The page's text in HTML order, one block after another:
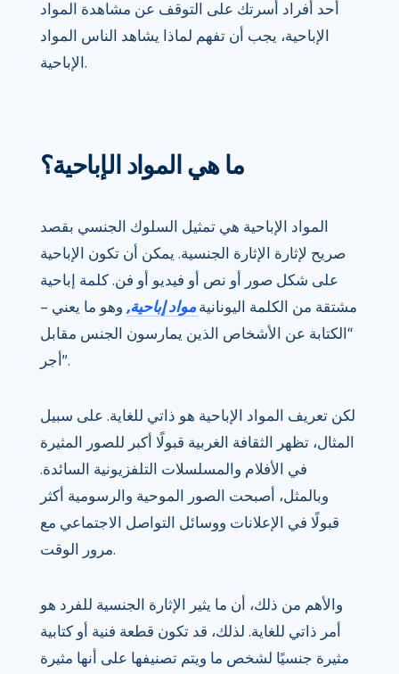
أحد أفراد أسرتك على التوقف عن مشاهدة المواد
الإباحية، يجب أن تفهم لماذا يشاهد الناس المواد
الإباحية.
ما هي المواد الإباحية؟
المواد الإباحية هي تمثيل السلوك الجنسي بقصد
صريح لإثارة الإثارة الجنسية. يمكن أن تكون الإباحية
على شكل صور أو نص أو فيديو أو فن. كلمة إباحية
مشتقة من الكلمة اليونانيةمواد إباحية, وهو ما يعني –
“الكتابة عن الأشخاص الذين يمارسون الجنس مقابل
أجر”.
لكن تعريف المواد الإباحية هو ذاتي للغاية. على سبيل
المثال، تظهر الثقافة الغربية قبولًا أكبر للصور المثيرة
في الأفلام والمسلسلات التلفزيونية السائدة.
وبالمثل، أصبحت الصور الموحية والرسومية أكثر
قبولًا في الإعلانات ووسائل التواصل الاجتماعي مع
مرور الوقت.
والأهم من ذلك، أن ما يثير الإثارة الجنسية للفرد هو
أمر ذاتي للغاية. لذلك، قد تكون قطعة فنية أو كتابية
مثيرة جنسيًا لشخص ما ويتم تصنيفها على أنها مثيرة